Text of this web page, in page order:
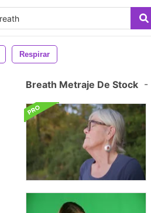
Respirar
Breath Metraje De Stock -